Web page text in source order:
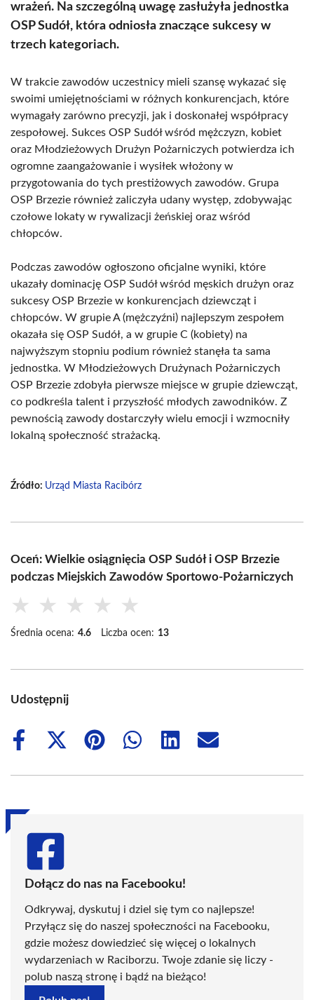
wrażeń. Na szczególną uwagę zasłużyła jednostka
OSP Sudół, która odniosła znaczące sukcesy w
trzech kategoriach.
W trakcie zawodów uczestnicy mieli szansę wykazać się
swoimi umiejętnościami w różnych konkurencjach, które
wymagały zarówno precyzji, jak i doskonałej współpracy
zespołowej. Sukces OSP Sudół wśród mężczyzn, kobiet
oraz Młodzieżowych Drużyn Pożarniczych potwierdza ich
ogromne zaangażowanie i wysiłek włożony w
przygotowania do tych prestiżowych zawodów. Grupa
OSP Brzezie również zaliczyła udany występ, zdobywając
czołowe lokaty w rywalizacji żeńskiej oraz wśród
chłopców.
Podczas zawodów ogłoszono oficjalne wyniki, które
ukazały dominację OSP Sudół wśród męskich drużyn oraz
sukcesy OSP Brzezie w konkurencjach dziewcząt i
chłopców. W grupie A (mężczyźni) najlepszym zespołem
okazała się OSP Sudół, a w grupie C (kobiety) na
najwyższym stopniu podium również stanęła ta sama
jednostka. W Młodzieżowych Drużynach Pożarniczych
OSP Brzezie zdobyła pierwsze miejsce w grupie dziewcząt,
co podkreśla talent i przyszłość młodych zawodników. Z
pewnością zawody dostarczyły wielu emocji i wzmocniły
lokalną społeczność strażacką.
Źródło: Urząd Miasta Racibórz
Oceń: Wielkie osiągnięcia OSP Sudół i OSP Brzezie
podczas Miejskich Zawodów Sportowo-Pożarniczych
★ ★ ★ ★ ★
Średnia ocena: 4.6 Liczba ocen: 13
Udostępnij
Share
Share
(Twitter)
Share
Share
Share
Share
Dołącz do nas na Facebooku!
Odkrywaj, dyskutuj i dziel się tym co najlepsze!
Przyłącz się do naszej społeczności na Facebooku,
gdzie możesz dowiedzieć się więcej o lokalnych
wydarzeniach w Raciborzu. Twoje zdanie się liczy -
polub naszą stronę i bądź na bieżąco!